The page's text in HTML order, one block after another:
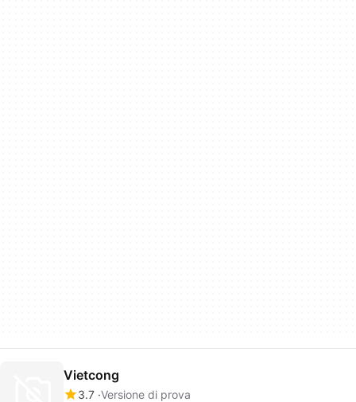
Vietcong
3.7 Versione di prova